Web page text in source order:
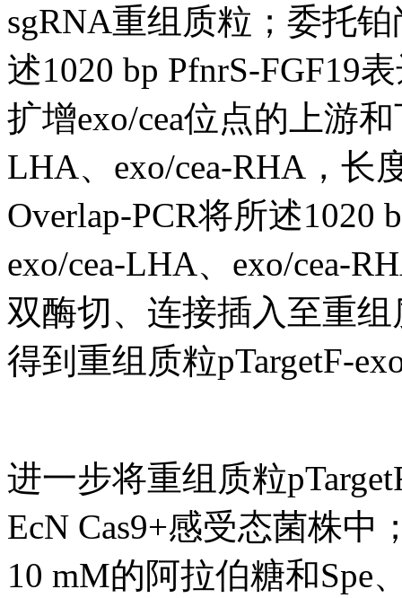
sgRNA重组质粒；委托
述1020 bp PfnrS-FGF19
扩增exo/cea位点的上游
LHA、exo/cea-RHA，长
Overlap-PCR将所述1020
exo/cea-LHA、exo/cea-
双酶切、连接插入至重组
得到重组质粒pTargetF-
进一步将重组质粒
EcN Cas9+感受态菌株
10 mM的阿拉伯糖和Spe